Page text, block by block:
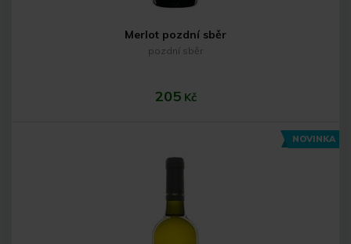
Merlot pozdní sběr
pozdní sběr
205 Kč
NOVINKA